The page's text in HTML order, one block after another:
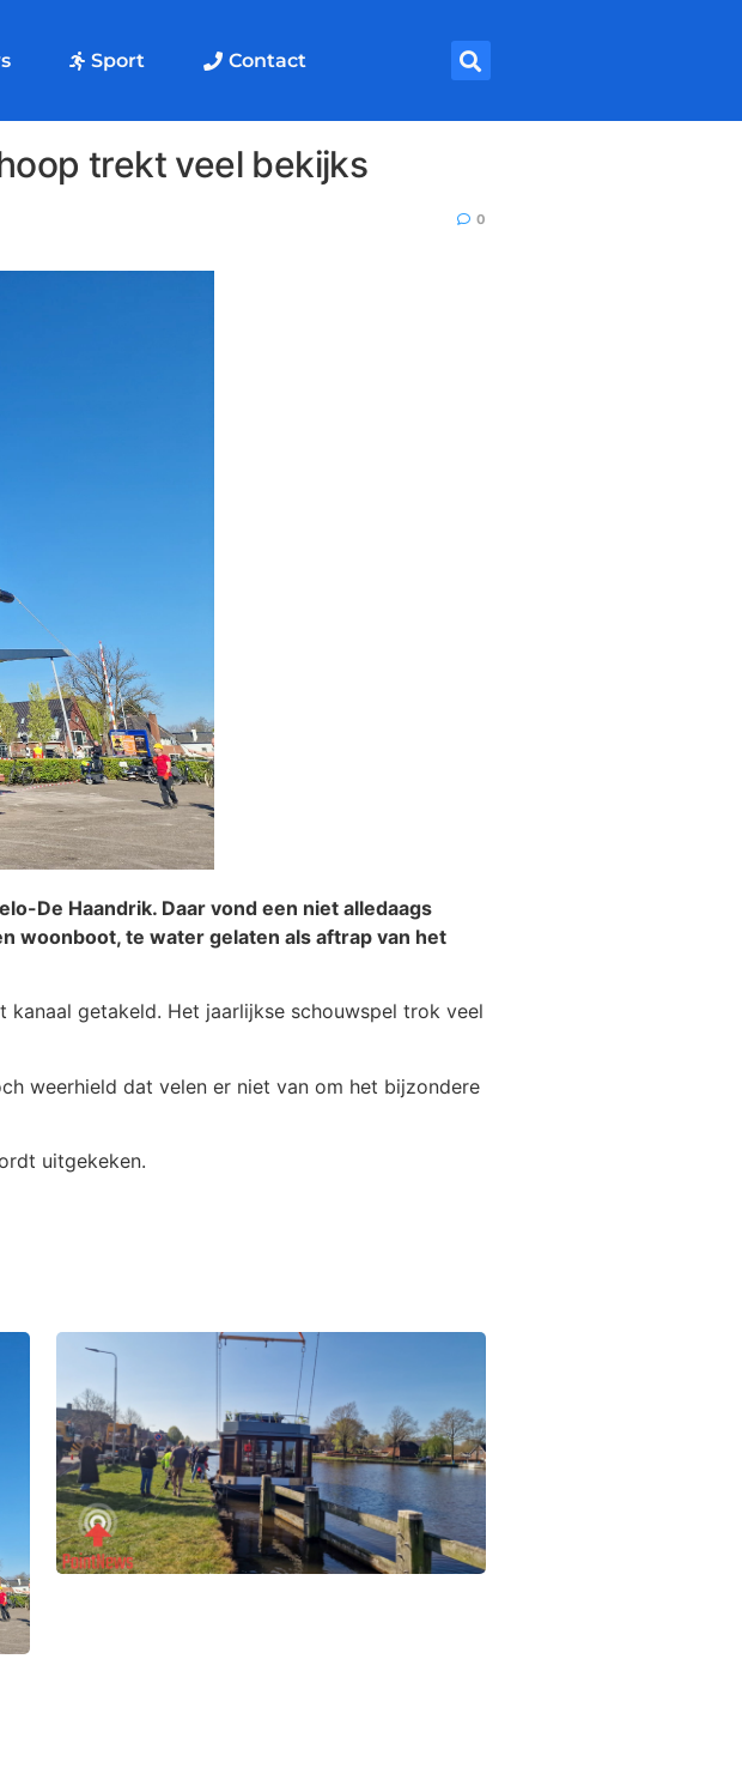
Sport Contact
trekt veel bekijks
0
De Haandrik. Daar vond een niet alledaags
woonboot, te water gelaten als aftrap van het
getakeld. Het jaarlijkse schouwspel trok veel
weerhield dat velen er niet van om het bijzondere
uitgekeken.